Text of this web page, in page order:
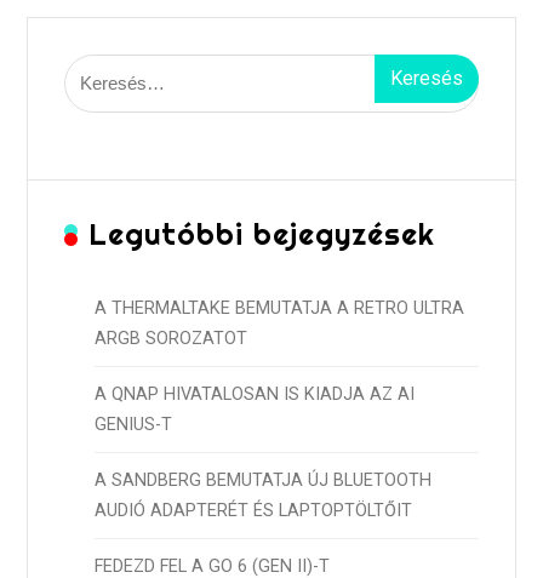
Keresés:
Legutóbbi bejegyzések
A THERMALTAKE BEMUTATJA A RETRO ULTRA
ARGB SOROZATOT
A QNAP HIVATALOSAN IS KIADJA AZ AI
GENIUS-T
A SANDBERG BEMUTATJA ÚJ BLUETOOTH
AUDIÓ ADAPTERÉT ÉS LAPTOPTÖLTŐIT
FEDEZD FEL A GO 6 (GEN II)-T